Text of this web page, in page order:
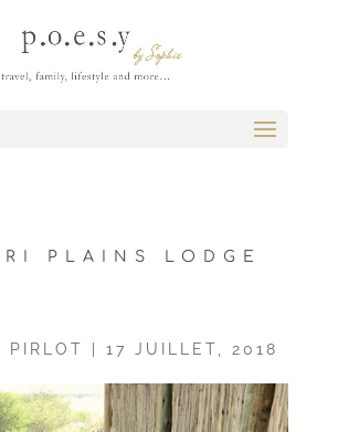
PLAINS LODGE
PIRLOT 17 JUILLET, 2018